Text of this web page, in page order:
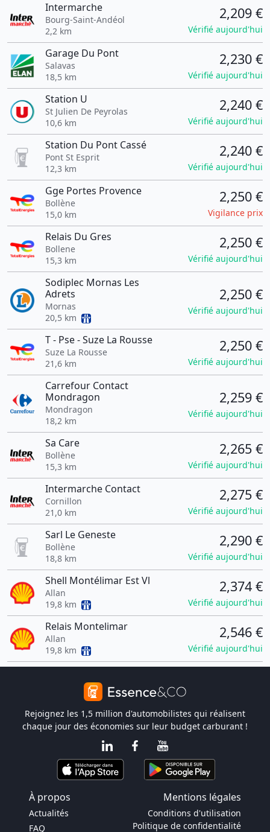
Intermarche
Bourg-Saint-Andéol
2,2 km
2,209 €
Vérifié aujourd'hui
Garage Du Pont
Salavas
18,5 km
2,230 €
Vérifié aujourd'hui
Station U
St Julien De Peyrolas
10,6 km
2,240 €
Vérifié aujourd'hui
Station Du Pont Cassé
Pont St Esprit
12,3 km
2,240 €
Vérifié aujourd'hui
Gge Portes Provence
Bollène
15,0 km
2,250 €
Vigilance prix
Relais Du Gres
Bollene
15,3 km
2,250 €
Vérifié aujourd'hui
Sodiplec Mornas Les
Adrets
Mornas
20,5 km
2,250 €
Vérifié aujourd'hui
T - Pse - Suze La Rousse
Suze La Rousse
21,6 km
2,250 €
Vérifié aujourd'hui
Carrefour Contact
Mondragon
Mondragon
18,2 km
2,259 €
Vérifié aujourd'hui
Sa Care
Bollène
15,3 km
2,265 €
Vérifié aujourd'hui
Intermarche Contact
Cornillon
21,0 km
2,275 €
Vérifié aujourd'hui
Sarl Le Geneste
Bollène
18,8 km
2,290 €
Vérifié aujourd'hui
Shell Montélimar Est Vl
Allan
19,8 km
2,374 €
Vérifié aujourd'hui
Relais Montelimar
Allan
19,8 km
2,546 €
Vérifié aujourd'hui
Rejoignez les 1,5 million d'automobilistes qui réalisent
chaque jour des économies sur leur budget carburant !
À propos Mentions légales
Actualités
FAQ
Conditions d'utilisation
Politique de confidentialité